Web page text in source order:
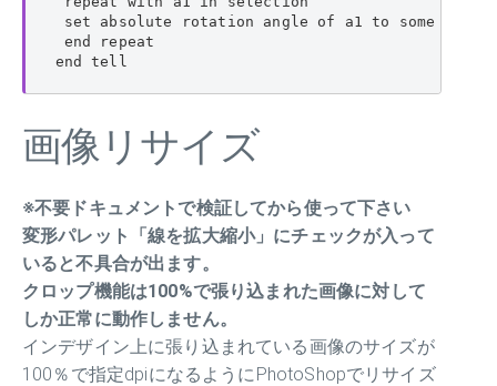
set absolute rotation angle of a1 to some item
end repeat
end tell
画像リサイズ
※不要ドキュメントで検証してから使って下さい
変形パレット「線を拡大縮小」にチェックが入って
いると不具合が出ます。
クロップ機能は100%で張り込まれた画像に対して
しか正常に動作しません。
インデザイン上に張り込まれている画像のサイズが
100％で指定dpiになるようにPhotoShopでリサイズ